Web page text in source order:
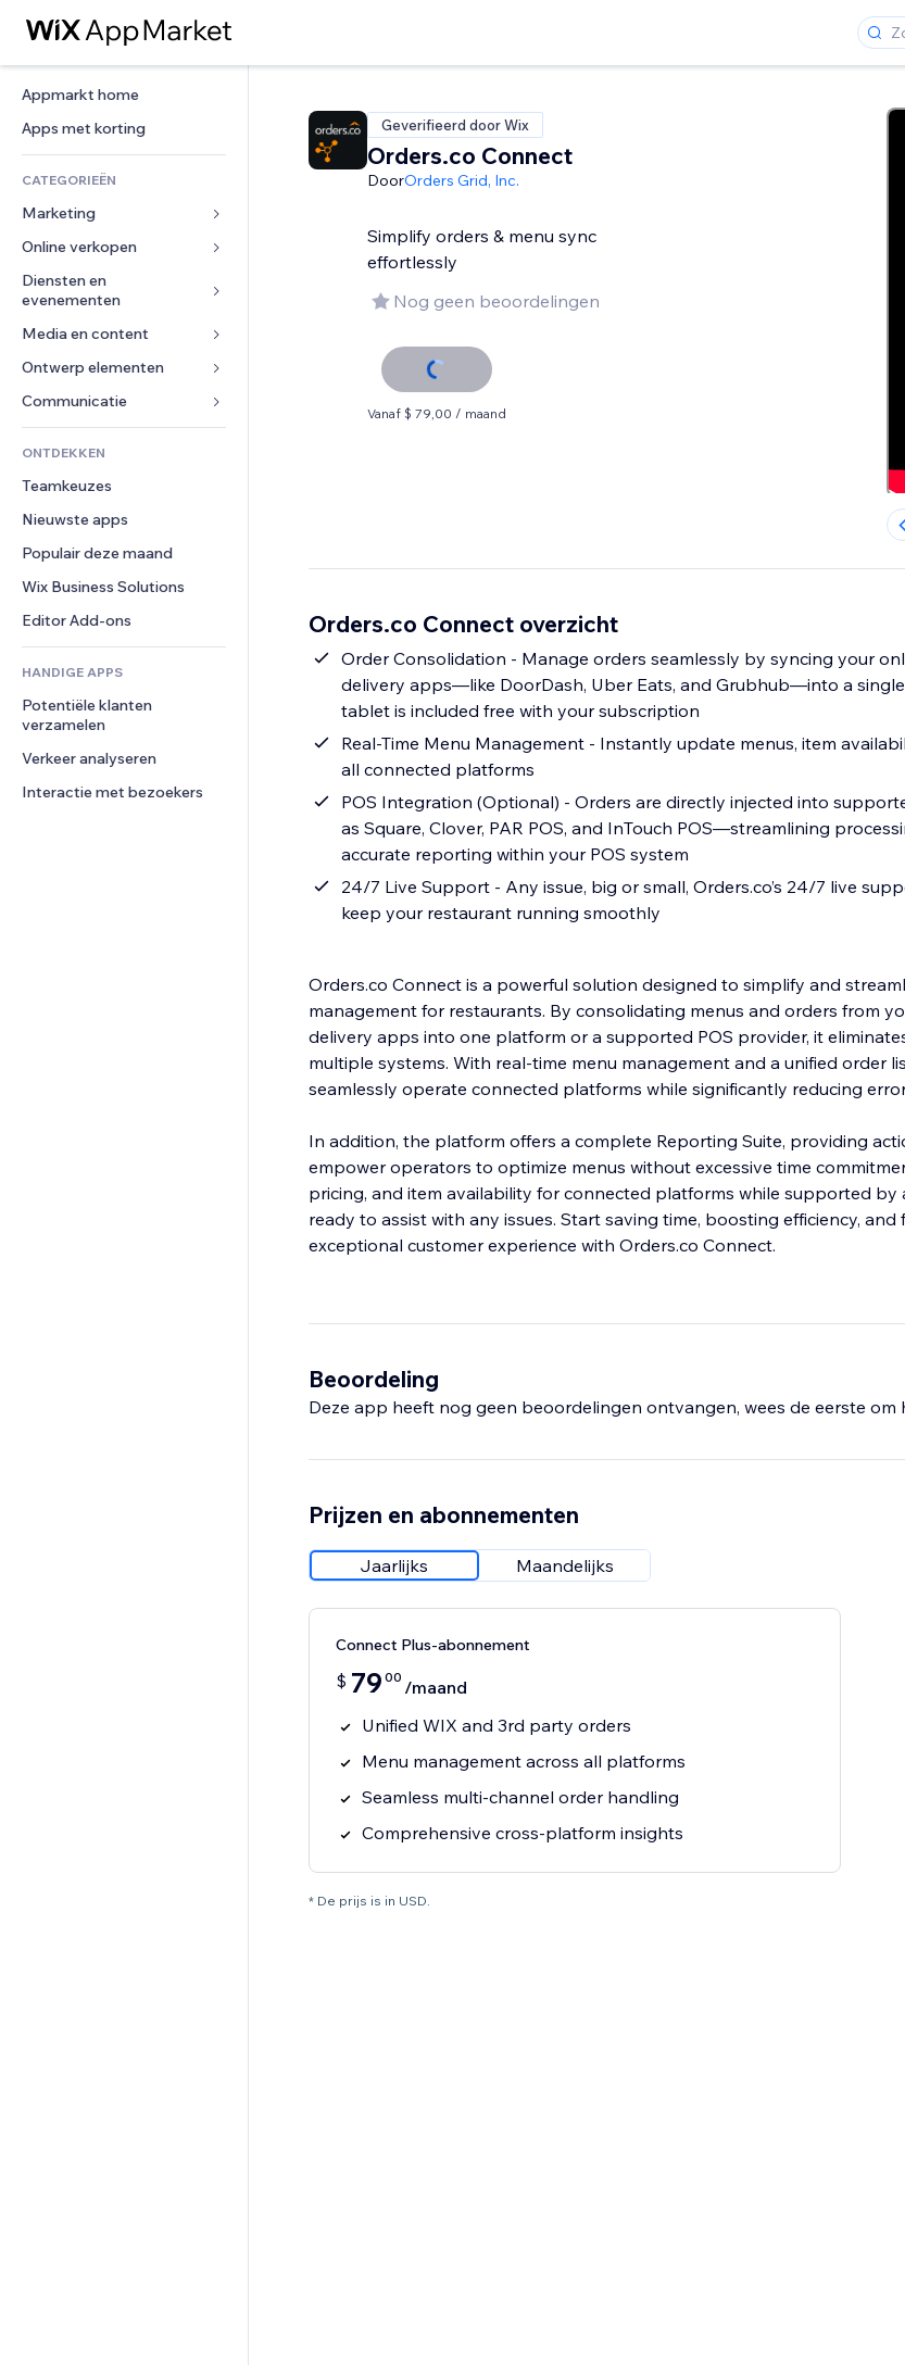
Appmarkt home
Apps met korting
CATEGORIEËN
Marketing
Advertenties
Mobiel
Analytics
Social media
SEO
Betrokkenheid
Websitevermeldingen
E-mail
Conversie
Online verkopen
Apps voor webshops
Verzending en levering
Verkoopknoppen
Online cursussen
Print on demand
Boekhouding
Coupons en loyaliteit
Opslagoplossingen
Dropshipping
Prijzen en abonnementen
Crowdfunding
Eten en drinken
Diensten en
evenementen
Hotels
Evenementen
Restaurants
Vastgoed
Boekingen
Media en content
Galerij
Muziek
Podcasts
Fotografie
Video
PDF
Bestanden delen
Nieuws
Ontwerp elementen
Kaarten en navigatie
Privacy en beveiliging
Ontime
Pagina templates
Afbeeldingseffecten
Knoppen en menu's
Banners en badges
Rekenmachines
Zoeken
Weer
Grafieken en tabellen
Formulieren
Enquêtes
Chat
Opmerkingen
Telefoonnummer
Community
Beoordelingen en testimonials
CRM
ONTDEKKEN
Teamkeuzes
Nieuwste apps
Populair deze maand
Wix Business Solutions
Editor Add-ons
HANDIGE APPS
Potentiële klanten
verzamelen
Verkeer analyseren
Interactie met bezoekers
Geverifieerd door Wix
Orders.co Connect
DoorOrders Grid, Inc.
Simplify orders & menu sync
effortlessly
Nog geen beoordelingen
Vanaf $ 79,00 / maand
Orders.co Connect overzicht
Order Consolidation - Manage orders seamlessly by syncing your
delivery apps—like DoorDash, Uber Eats, and Grubhub—into a
tablet is included free with your subscription
Real-Time Menu Management - Instantly update menus, item
all connected platforms
POS Integration (Optional) - Orders are directly injected into
as Square, Clover, PAR POS, and InTouch POS—streamlining
accurate reporting within your POS system
24/7 Live Support - Any issue, big or small, Orders.co’s 24/7 live
keep your restaurant running smoothly
Orders.co Connect is a powerful solution designed to simplify and
management for restaurants. By consolidating menus and orders from
delivery apps into one platform or a supported POS provider, it
multiple systems. With real-time menu management and a unified order
seamlessly operate connected platforms while significantly reducing
In addition, the platform offers a complete Reporting Suite, providing
empower operators to optimize menus without excessive time
pricing, and item availability for connected platforms while supported by
ready to assist with any issues. Start saving time, boosting efficiency,
exceptional customer experience with Orders.co Connect.
Beoordeling
Deze app heeft nog geen beoordelingen ontvangen, wees de eerste om
Prijzen en abonnementen
Jaarlijks Maandelijks
Connect Plus-abonnement
$ 79 00 /maand
Unified WIX and 3rd party orders
Menu management across all platforms
Seamless multi-channel order handling
Comprehensive cross-platform insights
* De prijs is in USD.